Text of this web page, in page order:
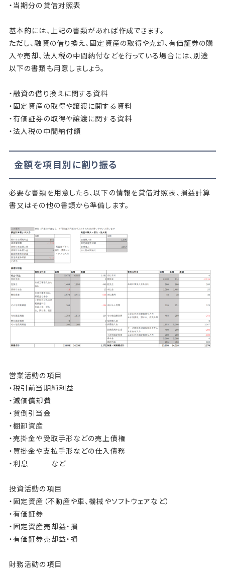
・当期分の貸借対照表
基本的には、上記の書類があれば作成できます。
ただし、融資の借り換え、固定資産の取得や売却、有価証券の購
入や売却、法人税の中間納付などを行っている場合には、別途
以下の書類も用意しましょう。
・融資の借り換えに関する資料
・固定資産の取得や譲渡に関する資料
・有価証券の取得や譲渡に関する資料
・法人税の中間納付額
金額を項目別に割り振る
必要な書類を用意したら、以下の情報を貸借対照表、損益計算
書又はその他の書類から準備します。
営業活動の項目
・税引前当期純利益
・減価償却費
・貸倒引当金
・棚卸資産
・売掛金や受取手形などの売上債権
・買掛金や支払手形などの仕入債務
・利息 など
投資活動の項目
・固定資産（不動産や車、機械やソフトウェアなど）
・有価証券
・固定資産売却益・損
・有価証券売却益・損
財務活動の項目